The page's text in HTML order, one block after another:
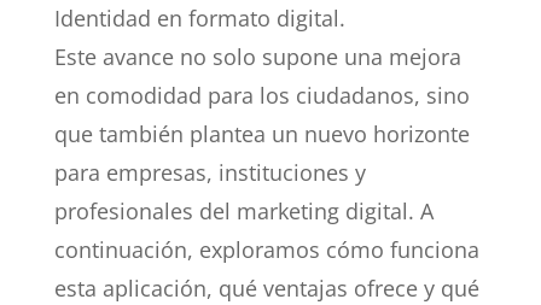
Identidad en formato digital.
Este avance no solo supone una mejora
en comodidad para los ciudadanos, sino
que también plantea un nuevo horizonte
para empresas, instituciones y
profesionales del marketing digital. A
continuación, exploramos cómo funciona
esta aplicación, qué ventajas ofrece y qué